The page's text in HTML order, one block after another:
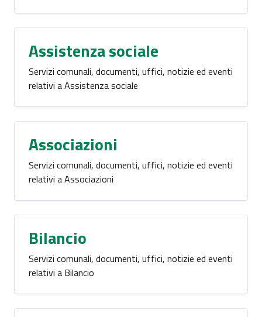
Assistenza sociale
Servizi comunali, documenti, uffici, notizie ed eventi
relativi a Assistenza sociale
Associazioni
Servizi comunali, documenti, uffici, notizie ed eventi
relativi a Associazioni
Bilancio
Servizi comunali, documenti, uffici, notizie ed eventi
relativi a Bilancio